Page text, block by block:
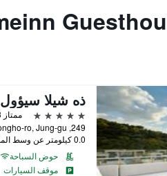
ذه شيلا سيؤول
5 نجوم
ممتاز 9.3
249, Dongho-ro, Jung-gu, سيول, كوريا الجنوبية
0.0 كيلومتر عن وسط المدينة
حوض السباحة
موقف السيارات